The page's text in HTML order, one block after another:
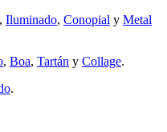
, Iluminado, Conopial y Metal
, Boa, Tartán y Collage.
.